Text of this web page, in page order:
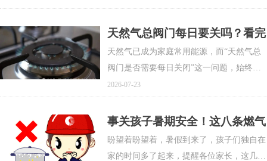
气具一样有使用年限，“超期服役”暗藏极大
的安全隐患。今天一文讲清超期燃气表更换
天然气总阀门每日要关吗？看完
这6个场景你就懂了
天然气已成为家庭常用能源，而“天然气总
阀门是否需要每日关闭”这一问题，始终困
扰着不少用户。无论是邻里交流还是家庭讨
论，该话题常引发争议，多数人对此存在认
知误区。本文结合燃气维修专业意见，详细
2026-07-23
事关孩子暑期安全！这八条燃气
安全要点，建议转发家长群
盼望着盼望着，暑假到来了，孩子们独自在
家的时间多了起来，提醒各位家长，这几个